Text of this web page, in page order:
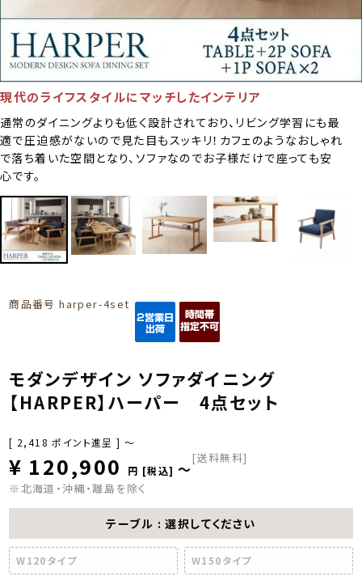
現代のライフスタイルにマッチしたインテリア
通常のダイニングよりも低く設計されており、リビング学習にも最
適で圧迫感がないので見た目もスッキリ！カフェのようなおしゃれ
で落ち着いた空間となり、ソファなのでお子様だけで座っても安
心です。
商品番号 harper-4set
モダンデザイン ソファダイニング
【HARPER】ハーパー 4点セット
[ 2,418 ポイント進呈 ] 〜
¥ 120,900 税込 〜
[送料無料]
※北海道・沖縄・離島を除く
テーブル 選択してください
W120タイプ W150タイプ